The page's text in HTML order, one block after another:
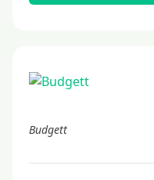
Budgett